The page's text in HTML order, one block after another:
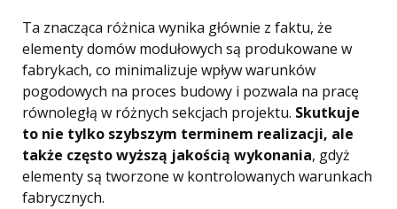
Ta znacząca różnica wynika głównie z faktu, że
elementy domów modułowych są produkowane w
fabrykach, co minimalizuje wpływ warunków
pogodowych na proces budowy i pozwala na pracę
równoległą w różnych sekcjach projektu. Skutkuje
to nie tylko szybszym terminem realizacji, ale
także często wyższą jakością wykonania, gdyż
elementy są tworzone w kontrolowanych warunkach
fabrycznych.